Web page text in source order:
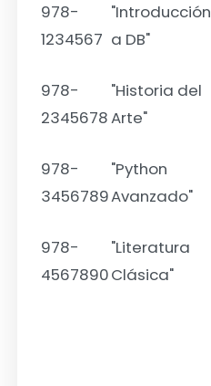
978-
1234567
"Introducción
a DB"
978-
2345678
"Historia del
Arte"
978-
3456789
"Python
Avanzado"
978-
4567890
"Literatura
Clásica"